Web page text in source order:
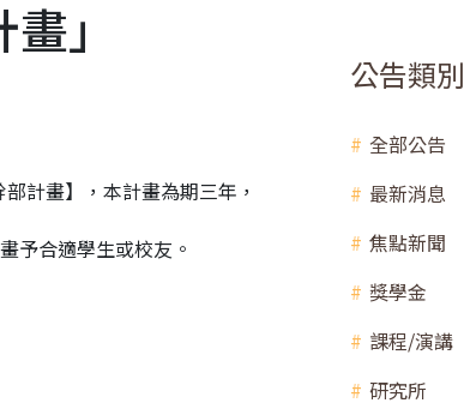
」
計畫】，本計畫為期三年，
予合適學生或校友。
公告類別
全部公告
最新消息
焦點新聞
獎學金
課程/演講
研究所